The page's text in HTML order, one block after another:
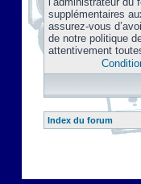
supplémentaires
assurez-vous
de notre politique
attentivement
Index du forum